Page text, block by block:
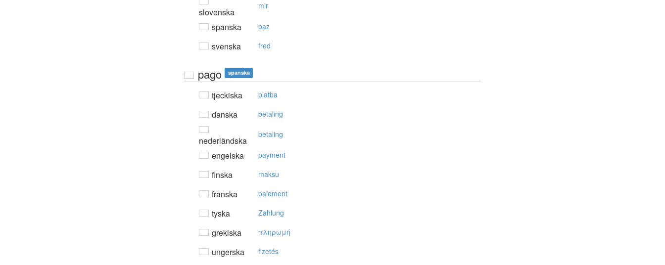
slovenska
mir
spanska paz
svenska fred
pago spanska
tjeckiska platba
danska betaling
nederländska
betaling
engelska payment
finska maksu
franska paiement
tyska Zahlung
grekiska πληρωμή
ungerska fizetés